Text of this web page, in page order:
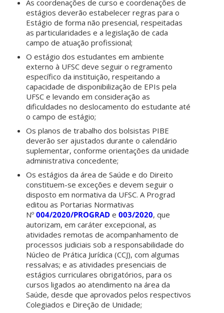
As coordenações de curso e coordenações de
estágios deverão estabelecer regras para o
Estágio de forma não presencial, respeitadas
as particularidades e a legislação de cada
campo de atuação profissional;
O estágio dos estudantes em ambiente
externo à UFSC deve seguir o regramento
específico da instituição, respeitando a
capacidade de disponibilização de EPIs pela
UFSC e levando em consideração as
dificuldades no deslocamento do estudante até
o campo de estágio;
Os planos de trabalho dos bolsistas PIBE
deverão ser ajustados durante o calendário
suplementar, conforme orientações da unidade
administrativa concedente;
Os estágios da área de Saúde e do Direito
constituem-se exceções e devem seguir o
disposto em normativa da UFSC. A Prograd
editou as Portarias Normativas
Nº004/2020/PROGRAD e003/2020, que
autorizam, em caráter excepcional, as
atividades remotas de acompanhamento de
processos judiciais sob a responsabilidade do
Núcleo de Prática Jurídica (CCJ), com algumas
ressalvas; e as atividades presenciais de
estágios curriculares obrigatórios, para os
cursos ligados ao atendimento na área da
Saúde, desde que aprovados pelos respectivos
Colegiados e Direção de Unidade;